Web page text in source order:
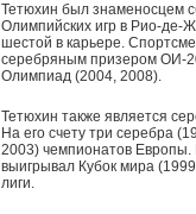
Тетюхин был знаменосцем
Олимпийских игр в Рио-де-
шестой в карьере.
серебряным призером ОИ-
Олимпиад (2004, 2008).
Тетюхин также является
На его счету три серебра
2003) чемпионатов
выигрывал Кубок мира
лиги.